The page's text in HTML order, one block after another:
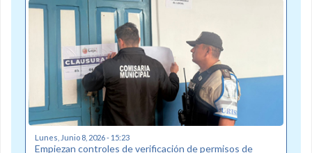
Lunes, Junio 8, 2026 - 15:23
Empiezan controles de verificación de permisos de